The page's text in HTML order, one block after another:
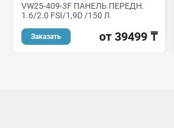
VW25-409-3F ПАНЕЛЬ ПЕРЕДН.
1.6/2.0 FSI/1,9D /150 Л
Заказать от 39499 ₸